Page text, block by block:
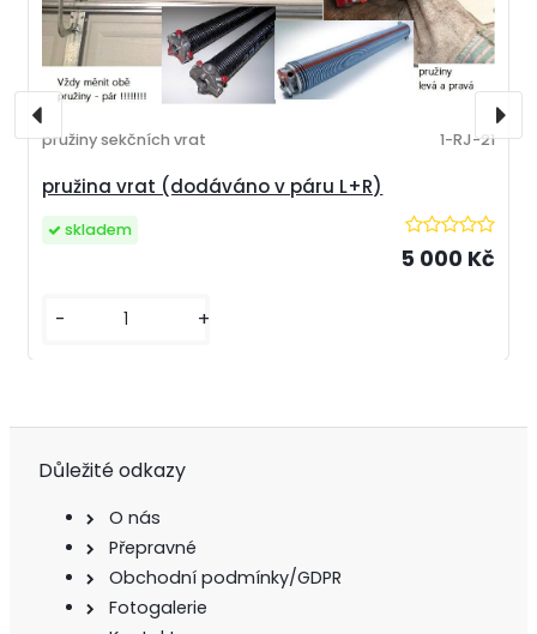
pružina vrat (dodáváno v páru L+R)
pružiny sekčních vrat 1-RJ-21
5 000 Kč
- +
skladem
Důležité odkazy
O nás
Přepravné
Obchodní podmínky/GDPR
Fotogalerie